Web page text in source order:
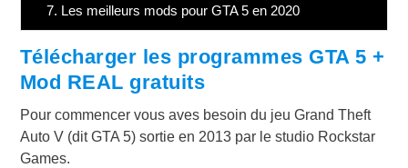
7. Les meilleurs mods pour GTA 5 en 2020
Télécharger les programmes GTA 5 +
Mod REAL gratuits
Pour commencer vous aves besoin du jeu Grand Theft
Auto V (dit GTA 5) sortie en 2013 par le studio Rockstar
Games.